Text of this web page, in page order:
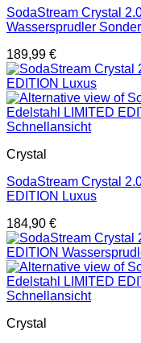
SodaStream Crystal
Wassersprudler
189,99 €
Schnellansicht
Crystal
SodaStream Crystal
EDITION Luxus
184,90 €
Schnellansicht
Crystal